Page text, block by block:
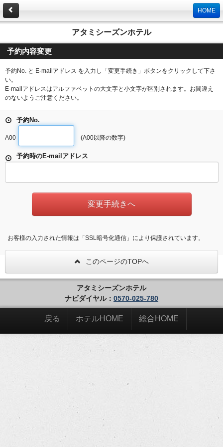
HOME
アタミシーズンホテル
予約内容変更
予約No. と E-mailアドレス を入力し「変更手続き」ボタンをクリックして下さ
い。
E-mailアドレスはアルファベットの大文字と小文字が区別されます。お間違え
のないようご注意ください。
予約No.
A00 (A00以降の数字)
予約時のE-mailアドレス
お客様の入力された情報は「SSL暗号化通信」により保護されています。
このページのTOPへ
アタミシーズンホテル
ナビダイヤル： 0570-025-780
戻る ホテルHOME 総合HOME